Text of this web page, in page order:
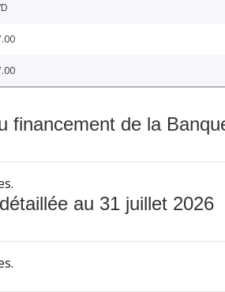
financement de la
au 31 juillet 2026